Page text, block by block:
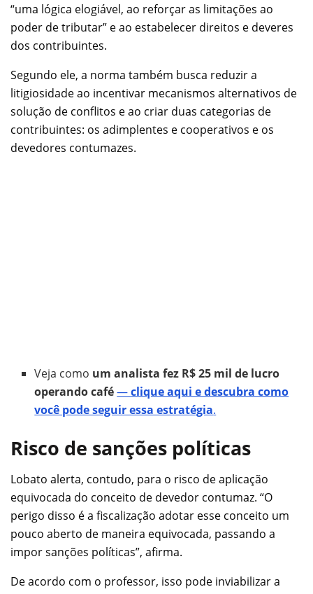
“uma lógica elogiável, ao reforçar as limitações ao
poder de tributar” e ao estabelecer direitos e deveres
dos contribuintes.
Segundo ele, a norma também busca reduzir a
litigiosidade ao incentivar mecanismos alternativos de
solução de conflitos e ao criar duas categorias de
contribuintes: os adimplentes e cooperativos e os
devedores contumazes.
Veja como um analista fez R$ 25 mil de lucro
operando café—clique aqui e descubra como
você pode seguir essa estratégia.
Risco de sanções políticas
Lobato alerta, contudo, para o risco de aplicação
equivocada do conceito de devedor contumaz. “O
perigo disso é a fiscalização adotar esse conceito um
pouco aberto de maneira equivocada, passando a
impor sanções políticas”, afirma.
De acordo com o professor, isso pode inviabilizar a